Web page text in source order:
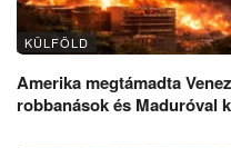
KÜLFÖLD
Amerika megtámadta
robbanások és Maduróval